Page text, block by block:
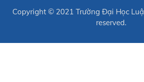
Copyright © 2021 Trường Đại Học
reserved.